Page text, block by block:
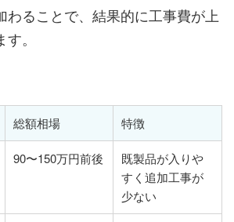
わることで、結果的に工事費が上
。
総額相場 特徴
90〜150万円前後
既製品が入りや
すく追加工事が
少ない